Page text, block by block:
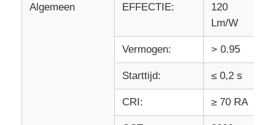
Algemeen EFFECTIE:
120
Lm/W
Vermogen: > 0.95
Starttijd: ≤ 0,2 s
CRI: ≥ 70 RA